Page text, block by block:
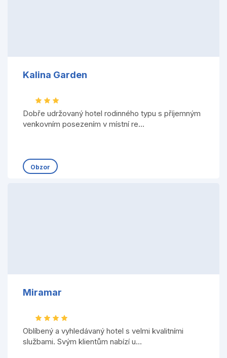
Kalina Garden
Dobře udržovaný hotel rodinného typu s příjemným
venkovním posezením v místní re...
Obzor
Miramar
Oblíbený a vyhledávaný hotel s velmi kvalitními
službami. Svým klientům nabízí u...